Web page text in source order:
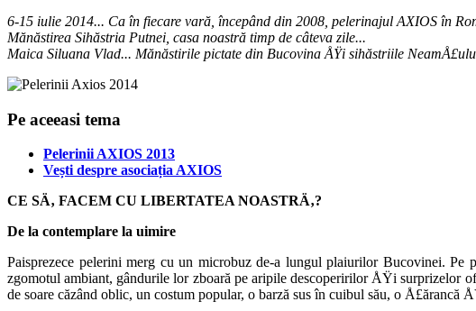
6-15 iulie 2014... Ca în fiecare vară, începând din 2008, pelerinajul AXIOS în
Mănăstirea Sihăstria Putnei, casa noastră timp de câteva zile...
Maica Siluana Vlad... Mănăstirile pictate din Bucovina ÅŸi sihăstriile
Pe aceeasi tema
Pelerinii AXIOS 2013
Vești despre asociația AXIOS
CE SÄ‚ FACEM CU LIBERTATEA NOASTRÄ‚?
De la contemplare la uimire
Paisprezece pelerini merg cu un microbuz de-a lungul plaiurilor Bucovinei.
zgomotul ambiant, gândurile lor zboară pe aripile descope­ririlor ÅŸi surprizelor
de soare căzând oblic, un costum popular, o barză sus în cuibul său, o